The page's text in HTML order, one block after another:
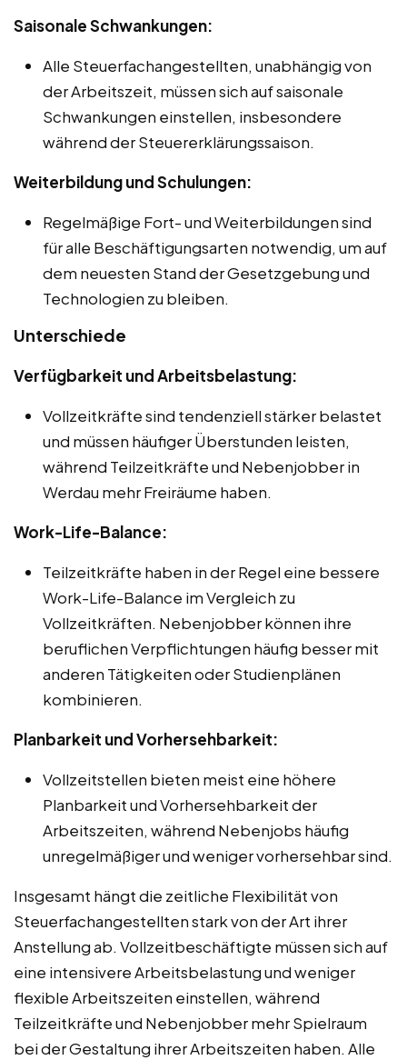
Saisonale Schwankungen:
Alle Steuerfachangestellten, unabhängig von
der Arbeitszeit, müssen sich auf saisonale
Schwankungen einstellen, insbesondere
während der Steuererklärungssaison.
Weiterbildung und Schulungen:
Regelmäßige Fort- und Weiterbildungen sind
für alle Beschäftigungsarten notwendig, um auf
dem neuesten Stand der Gesetzgebung und
Technologien zu bleiben.
Unterschiede
Verfügbarkeit und Arbeitsbelastung:
Vollzeitkräfte sind tendenziell stärker belastet
und müssen häufiger Überstunden leisten,
während Teilzeitkräfte und Nebenjobber in
Werdau mehr Freiräume haben.
Work-Life-Balance:
Teilzeitkräfte haben in der Regel eine bessere
Work-Life-Balance im Vergleich zu
Vollzeitkräften. Nebenjobber können ihre
beruflichen Verpflichtungen häufig besser mit
anderen Tätigkeiten oder Studienplänen
kombinieren.
Planbarkeit und Vorhersehbarkeit:
Vollzeitstellen bieten meist eine höhere
Planbarkeit und Vorhersehbarkeit der
Arbeitszeiten, während Nebenjobs häufig
unregelmäßiger und weniger vorhersehbar sind.
Insgesamt hängt die zeitliche Flexibilität von
Steuerfachangestellten stark von der Art ihrer
Anstellung ab. Vollzeitbeschäftigte müssen sich auf
eine intensivere Arbeitsbelastung und weniger
flexible Arbeitszeiten einstellen, während
Teilzeitkräfte und Nebenjobber mehr Spielraum
bei der Gestaltung ihrer Arbeitszeiten haben. Alle